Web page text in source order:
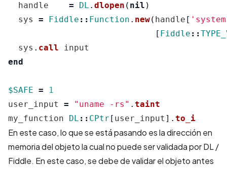
handle
= DL . dlopen ( nil )
sys
= Fiddle :: Function . new( handle [
[ Fiddle ::
sys . call
input
end
$SAFE =
1
user_input
= "uname -rs" . taint
my_function
DL :: CPtr [ user_input ]. to_i
En este caso, lo que se está pasando es la dirección en
memoria del objeto la cual no puede ser validada por DL /
Fiddle. En este caso, se debe de validar el objeto antes